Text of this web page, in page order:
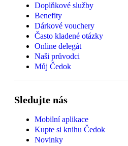
Doplňkové služby
Benefity
Dárkové vouchery
Často kladené otázky
Online delegát
Naši průvodci
Můj Čedok
Sledujte nás
Mobilní aplikace
Kupte si knihu Čedok
Novinky